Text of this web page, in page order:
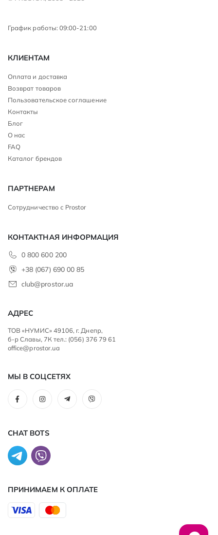
График работы: 09:00-21:00
КЛИЕНТАМ
Оплата и доставка
Возврат товаров
Пользовательское соглашение
Контакты
Блог
О нас
FAQ
Каталог брендов
ПАРТНЕРАМ
Сотрудничество с Prostor
КОНТАКТНАЯ ИНФОРМАЦИЯ
0 800 600 200
+38 (067) 690 00 85
club@prostor.ua
АДРЕС
ТОВ «НУМИС» 49106, г. Днепр,
б-р Славы, 7К тел.: (056) 376 79 61
office@prostor.ua
МЫ В СОЦСЕТЯХ
CHAT BOTS
ПРИНИМАЕМ К ОПЛАТЕ